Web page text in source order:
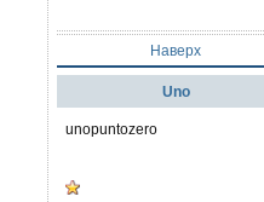
Наверх
Uno
unopuntozero